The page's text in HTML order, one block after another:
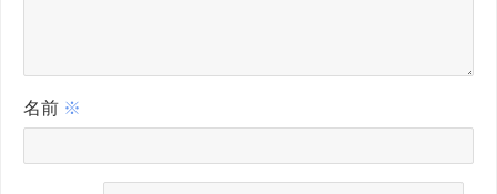
名前 ※